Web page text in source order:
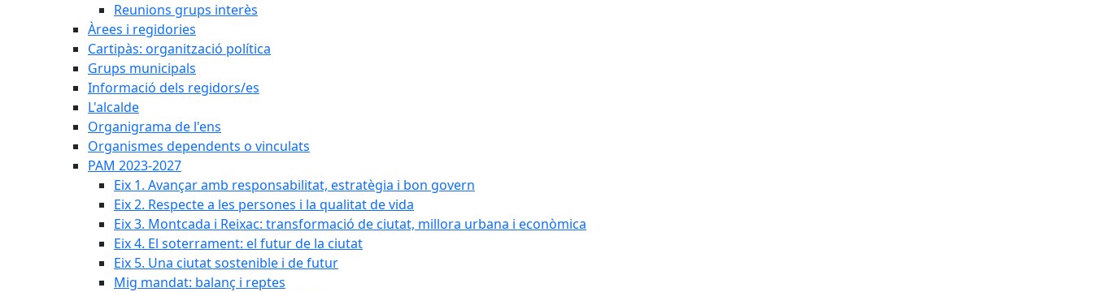
Reunions grups interès
Àrees i regidories
Cartipàs: organització política
Grups municipals
Informació dels regidors/es
L'alcalde
Organigrama de l'ens
Organismes dependents o vinculats
PAM 2023-2027
Eix 1. Avançar amb responsabilitat, estratègia i bon govern
Eix 2. Respecte a les persones i la qualitat de vida
Eix 3. Montcada i Reixac: transformació de ciutat, millora urbana i econòmica
Eix 4. El soterrament: el futur de la ciutat
Eix 5. Una ciutat sostenible i de futur
Mig mandat: balanç i reptes